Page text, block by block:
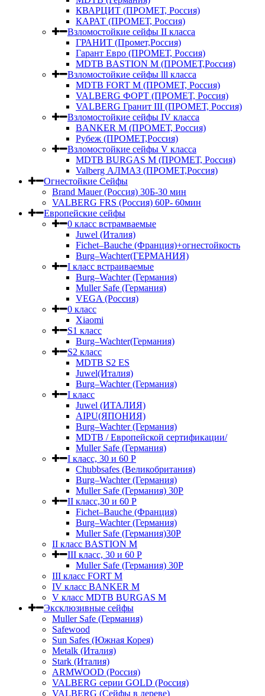
КВАРЦИТ (ПРОМЕТ, Россия)
КАРАТ (ПРОМЕТ, Россия)
Взломостойкие сейфы II класса
ГРАНИТ (Промет,Россия)
Гарант Евро (ПРОМЕТ, Россия)
MDTB BASTION M (ПРОМЕТ,Россия)
Взломостойкие сейфы lll класса
MDTB FORT M (ПРОМЕТ, Россия)
VALBERG ФОРТ (ПРОМЕТ, Россия)
VALBERG Гранит III (ПРОМЕТ, Россия)
Взломостойкие сейфы IV класса
BANKER M (ПРОМЕТ, Россия)
Рубеж (ПРОМЕТ,Россия)
Взломостойкие сейфы V класса
MDTB BURGAS M (ПРОМЕТ, Россия)
Valberg АЛМАЗ (ПРОМЕТ,Россия)
Огнестойкие Сейфы
Brand Mauer (Россия) 30Б-30 мин
VALBERG FRS (Россия) 60Р- 60мин
Европейские сейфы
0 класс встрамваемые
Juwel (Италия)
Fichet–Bauche (Франция)+огнестойкость
Burg–Wachter(ГЕРМАНИЯ)
I класс встраиваемые
Burg–Wachter (Германия)
Muller Safe (Германия)
VEGA (Россия)
0 класс
Xiaomi
S1 класс
Burg–Wachter(Германия)
S2 класс
MDTB S2 ES
Juwel(Италия)
Burg–Wachter (Германия)
I класс
Juwel (ИТАЛИЯ)
AIPU(ЯПОНИЯ)
Burg–Wachter (Германия)
MDTB / Европейской сертификации/
Muller Safe (Германия)
I класс, 30 и 60 P
Chubbsafes (Великобритания)
Burg–Wachter (Германия)
Muller Safe (Германия) 30Р
II класс,30 и 60 P
Fichet–Bauche (Франция)
Burg–Wachter (Германия)
Muller Safe (Германия)30P
II класс BASTION M
III класс, 30 и 60 P
Muller Safe (Германия) 30Р
III класс FORT M
IV класс BANKER M
V класс МDTB BURGAS M
Эксклюзивные сейфы
Muller Safe (Германия)
Safewood
Sun Safes (Южная Корея)
Metalk (Италия)
Stark (Италия)
ARMWOOD (Россия)
VALBERG серии GOLD (Россия)
VALBERG (Сейфы в дереве)